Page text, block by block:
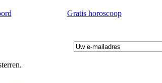
Gratis horoscoop